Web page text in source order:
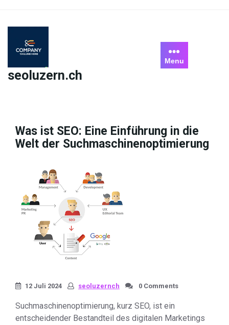
content
seoluzern.ch
Menu
Was ist SEO: Eine Einführung in die
Welt der Suchmaschinenoptimierung
12 Juli 2024 seoluzernch 0 Comments
Suchmaschinenoptimierung, kurz SEO, ist ein
entscheidender Bestandteil des digitalen Marketings